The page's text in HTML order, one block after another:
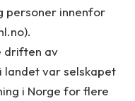
personer innenfor
driften av
var selskapet
i Norge for flere